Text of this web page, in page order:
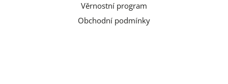
Věrnostní program
Obchodní podmínky